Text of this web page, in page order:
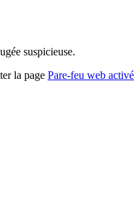
suspicieuse.
la page Pare-feu web activé